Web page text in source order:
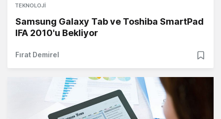
TEKNOLOJI
Samsung Galaxy Tab ve Toshiba SmartPad
IFA 2010'u Bekliyor
Fırat Demirel